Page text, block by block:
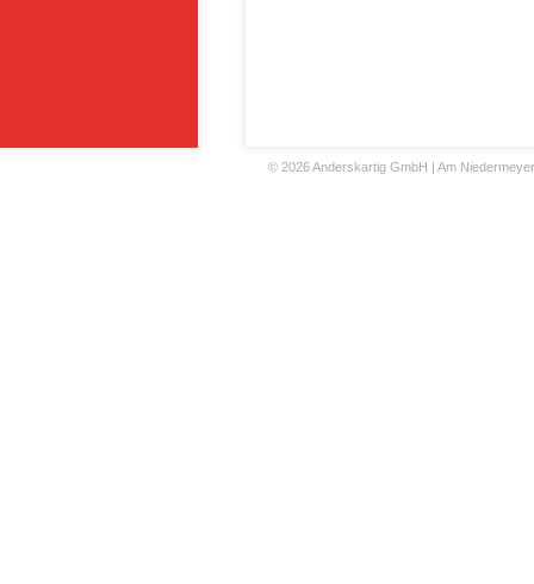
© 2026 Anderskartig GmbH | Am